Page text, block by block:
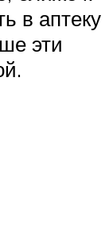
в аптеку
эти